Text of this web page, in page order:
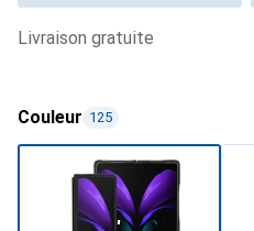
livraison gratuite
Couleur 125